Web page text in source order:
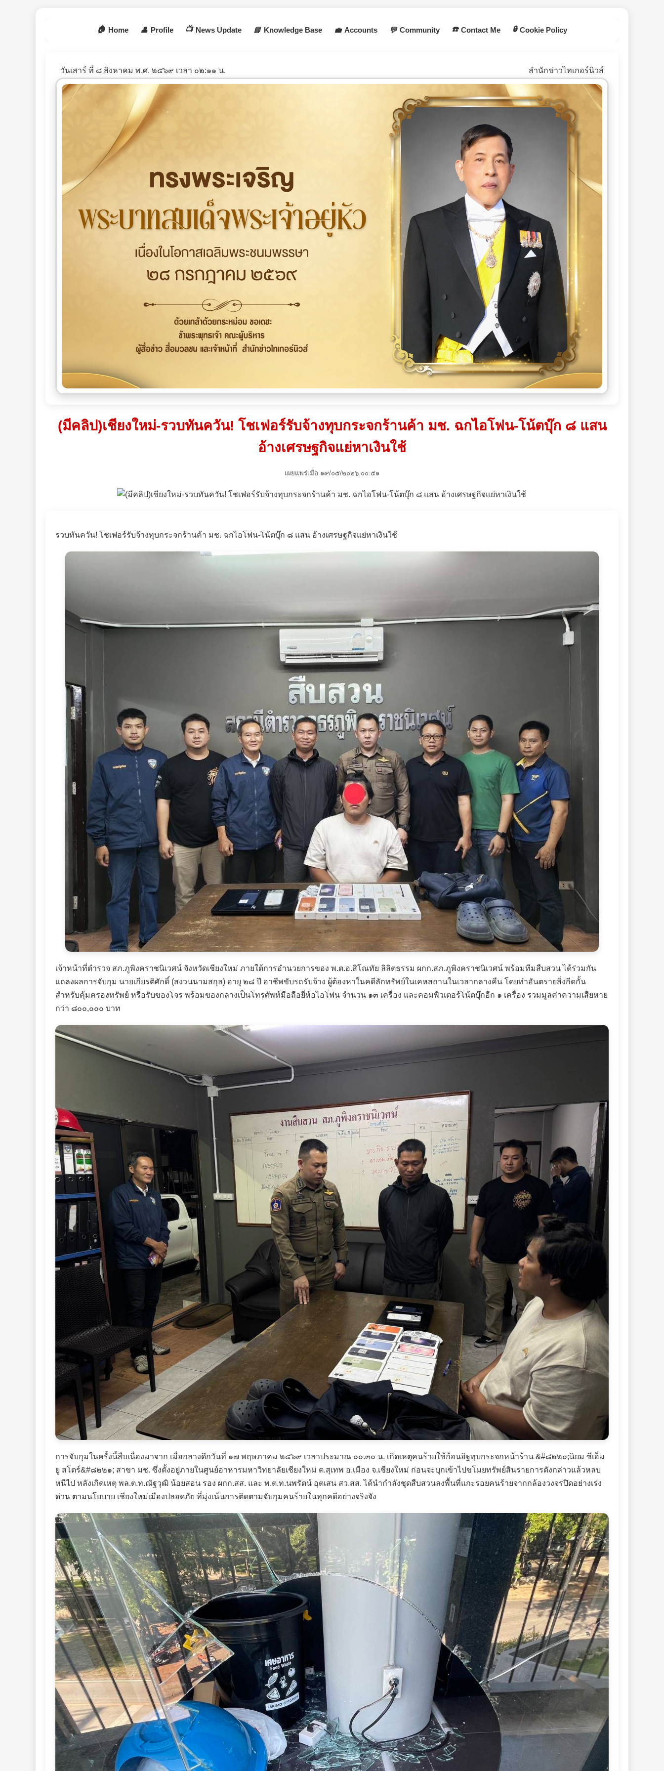
🏠 Home 👤 Profile 📺 News Update 📘 Knowledge Base 💼 Accounts 💬 Community ☎️ Contact Me 🔒 Cookie Policy
วันเสาร์ ที่ ๘ สิงหาคม พ.ศ. ๒๕๖๙ เวลา ๐๒:๑๑ น. สำนักข่าวไทเกอร์นิวส์
(มีคลิป)เชียงใหม่-รวบทันควัน! โชเฟอร์รับจ้างทุบกระจกร้านค้า มช. ฉกไอโฟน-โน้ตบุ๊ก ๘ แสน
อ้างเศรษฐกิจแย่หาเงินใช้
เผยแพร่เมื่อ ๑๙/๐๕/๒๐๒๖ ๐๐:๕๑
รวบทันควัน! โชเฟอร์รับจ้างทุบกระจกร้านค้า มช. ฉกไอโฟน-โน้ตบุ๊ก ๘ แสน อ้างเศรษฐกิจแย่หาเงินใช้
เจ้าหน้าที่ตำรวจ สภ.ภูพิงคราชนิเวศน์ จังหวัดเชียงใหม่ ภายใต้การอำนวยการของ พ.ต.อ.สิโณทัย ลิลิตธรรม ผกก.สภ.ภูพิงคราชนิเวศน์ พร้อมทีมสืบสวน ได้ร่วมกัน
แถลงผลการจับกุม นายเกียรติศักดิ์ (สงวนนามสกุล) อายุ ๒๘ ปี อาชีพขับรถรับจ้าง ผู้ต้องหาในคดีลักทรัพย์ในเคหสถานในเวลากลางคืน โดยทำอันตรายสิ่งกีดกั้น
สำหรับคุ้มครองทรัพย์ หรือรับของโจร พร้อมของกลางเป็นโทรศัพท์มือถือยี่ห้อไอโฟน จำนวน ๑๓ เครื่อง และคอมพิวเตอร์โน้ตบุ๊กอีก ๑ เครื่อง รวมมูลค่าความเสียหาย
กว่า ๘๐๐,๐๐๐ บาท
การจับกุมในครั้งนี้สืบเนื่องมาจาก เมื่อกลางดึกวันที่ ๑๗ พฤษภาคม ๒๕๖๙ เวลาประมาณ ๐๐.๓๐ น. เกิดเหตุคนร้ายใช้ก้อนอิฐทุบกระจกหน้าร้าน &#๘๒๒๐;นิยม ซีเอ็ม
ยู สโตร์&#๘๒๒๑; สาขา มช. ซึ่งตั้งอยู่ภายในศูนย์อาหารมหาวิทยาลัยเชียงใหม่ ต.สุเทพ อ.เมือง จ.เชียงใหม่ ก่อนจะบุกเข้าไปขโมยทรัพย์สินรายการดังกล่าวแล้วหลบ
หนีไป หลังเกิดเหตุ พล.ต.ท.ณัฐวุฒิ น้อยสอน รอง ผกก.สส. และ พ.ต.ท.นพรัตน์ อุตเสน สว.สส. ได้นำกำลังชุดสืบสวนลงพื้นที่แกะรอยคนร้ายจากกล้องวงจรปิดอย่างเร่ง
ด่วน ตามนโยบาย เชียงใหม่เมืองปลอดภัย ที่มุ่งเน้นการติดตามจับกุมคนร้ายในทุกคดีอย่างจริงจัง